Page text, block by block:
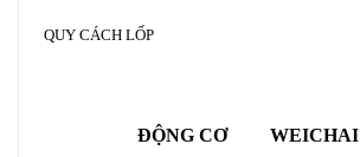
QUY CÁCH LỐP
ĐỘNG CƠ WEICHAI